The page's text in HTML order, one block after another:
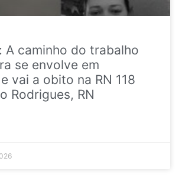
A caminho do trabalho
se envolve em
vai a obito na RN 118
Rodrigues, RN